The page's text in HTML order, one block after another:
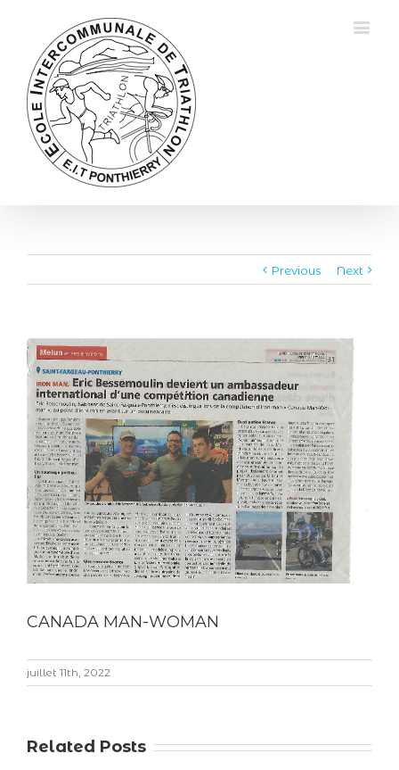
Previous Next
View
Larger
Image
CANADA MAN-WOMAN
juillet 11th, 2022
Related Posts